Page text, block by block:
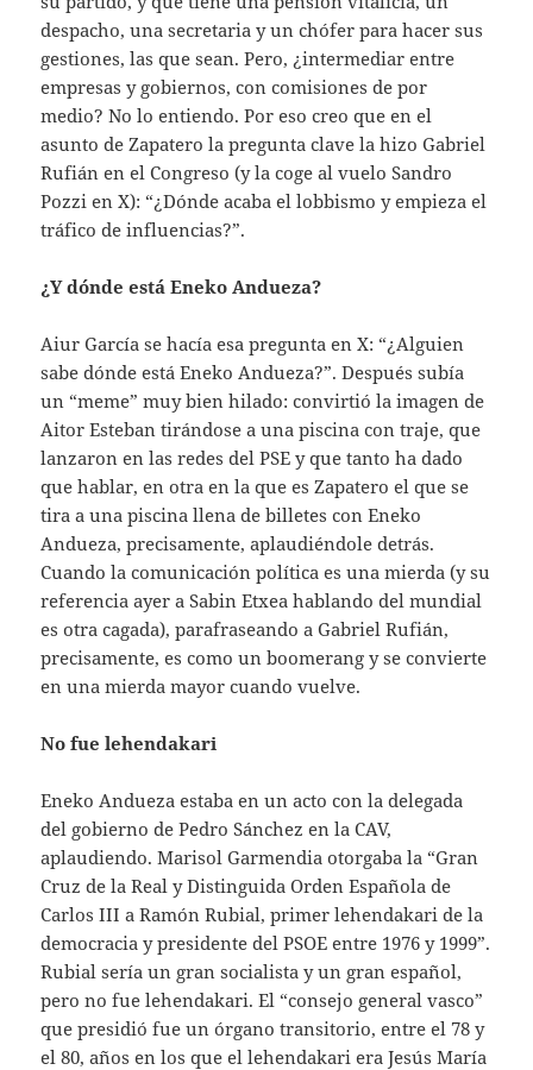
despacho, una secretaria y un chófer para hacer sus
gestiones, las que sean. Pero, ¿intermediar entre
empresas y gobiernos, con comisiones de por
medio? No lo entiendo. Por eso creo que en el
asunto de Zapatero la pregunta clave la hizo Gabriel
Rufián en el Congreso (y la coge al vuelo Sandro
Pozzi en X): “¿Dónde acaba el lobbismo y empieza el
tráfico de influencias?”.
¿Y dónde está Eneko Andueza?
Aiur García se hacía esa pregunta en X: “¿Alguien
sabe dónde está Eneko Andueza?”. Después subía
un “meme” muy bien hilado: convirtió la imagen de
Aitor Esteban tirándose a una piscina con traje, que
lanzaron en las redes del PSE y que tanto ha dado
que hablar, en otra en la que es Zapatero el que se
tira a una piscina llena de billetes con Eneko
Andueza, precisamente, aplaudiéndole detrás.
Cuando la comunicación política es una mierda (y su
referencia ayer a Sabin Etxea hablando del mundial
es otra cagada), parafraseando a Gabriel Rufián,
precisamente, es como un boomerang y se convierte
en una mierda mayor cuando vuelve.
No fue lehendakari
Eneko Andueza estaba en un acto con la delegada
del gobierno de Pedro Sánchez en la CAV,
aplaudiendo. Marisol Garmendia otorgaba la “Gran
Cruz de la Real y Distinguida Orden Española de
Carlos III a Ramón Rubial, primer lehendakari de la
democracia y presidente del PSOE entre 1976 y 1999”.
Rubial sería un gran socialista y un gran español,
pero no fue lehendakari. El “consejo general vasco”
que presidió fue un órgano transitorio, entre el 78 y
el 80, años en los que el lehendakari era Jesús María